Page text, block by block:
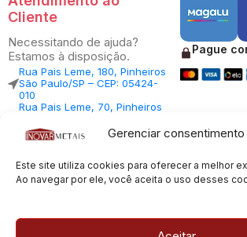
Gerenciar consentimento
Este site utiliza cookies para oferecer a melhor
Ao navegar por ele, você aceita o uso desses
Cliente
Necessitando de ajuda?
Estamos à disposição.
Rua Pais Leme, 180, Pinheiros
São Paulo/SP – CEP: 05424-
010
Rua Pais Leme, 70, Pinheiros
010
Central Vendas: (11) 98812-
Central Atendimento: (11)
94535-7237
Pague